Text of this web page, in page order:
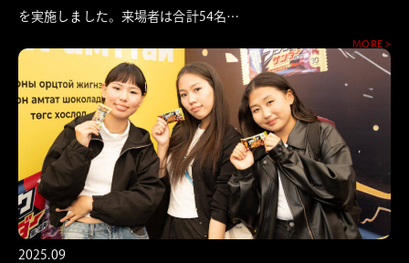
を実施しました。来場者は合計54名…
MORE >
2025.09